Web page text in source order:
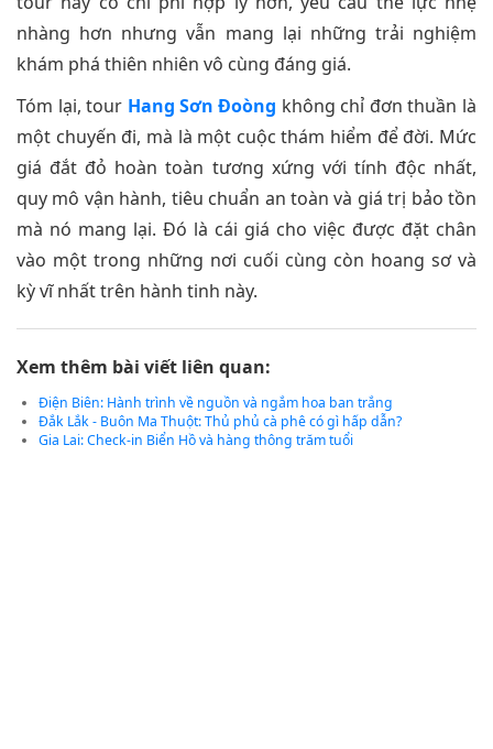
nhàng hơn nhưng vẫn mang lại những trải nghiệm
khám phá thiên nhiên vô cùng đáng giá.
Tóm lại, tour Hang Sơn Đoòng không chỉ đơn thuần là
một chuyến đi, mà là một cuộc thám hiểm để đời. Mức
giá đắt đỏ hoàn toàn tương xứng với tính độc nhất,
quy mô vận hành, tiêu chuẩn an toàn và giá trị bảo tồn
mà nó mang lại. Đó là cái giá cho việc được đặt chân
vào một trong những nơi cuối cùng còn hoang sơ và
kỳ vĩ nhất trên hành tinh này.
Xem thêm bài viết liên quan:
Điện Biên: Hành trình về nguồn và ngắm hoa ban trắng
Đắk Lắk - Buôn Ma Thuột: Thủ phủ cà phê có gì hấp dẫn?
Gia Lai: Check-in Biển Hồ và hàng thông trăm tuổi